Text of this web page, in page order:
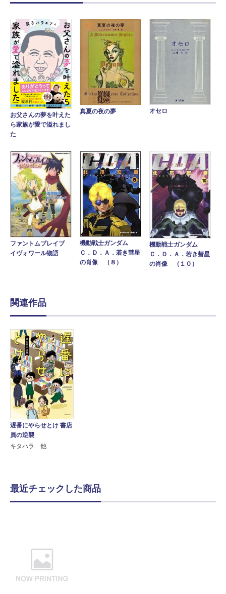
お父さんの夢を叶えた
ら家族が愛で溢れまし
た
真夏の夜の夢 オセロ
ファントムブレイブ
イヴォワール物語
機動戦士ガンダム
Ｃ．Ｄ．Ａ．若き彗星
の肖像 （８）
機動戦士ガンダム
Ｃ．Ｄ．Ａ．若き彗星
の肖像 （１０）
関連作品
遅番にやらせとけ 書店
員の逆襲
キタハラ 他
最近チェックした商品